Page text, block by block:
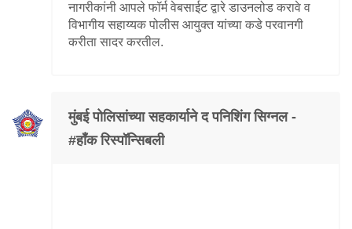
नागरीकांनी आपले फॉर्म वेबसाईट द्वारे डाउनलोड करावे व
विभागीय सहाय्यक पोलीस आयुक्त यांच्या कडे परवानगी
करीता सादर करतील.
मुंबई पोलिसांच्या सहकार्याने द पनिशिंग सिग्नल -
#हॉंक रिस्पॉन्सिबली